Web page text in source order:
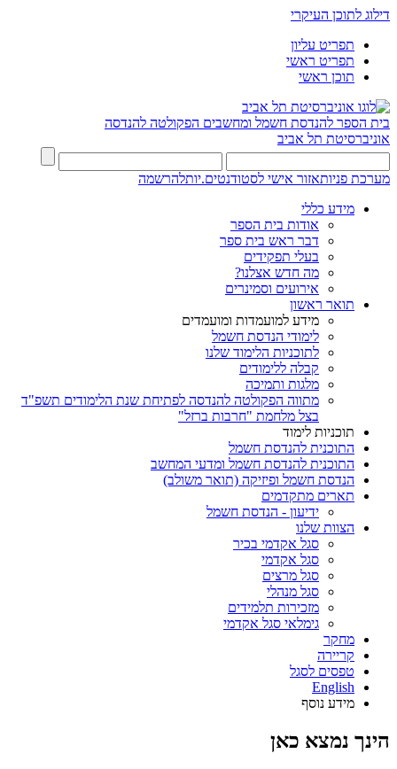
דילוג לתוכן העיקרי
תפריט עליון
תפריט ראשי
תוכן ראשי
בית הספר להנדסת חשמל ומחשבים הפקולטה להנדסה
אוניברסיטת תל אביב
מערכת פניותאזור אישי לסטודנטים.יותלהרשמה
מידע כללי
אודות בית הספר
דבר ראש בית ספר
בעלי תפקידים
מה חדש אצלנו?
אירועים וסמינרים
תואר ראשון
מידע למועמדות ומועמדים
לימודי הנדסת חשמל
לתוכניות הלימוד שלנו
קבלה ללימודים
מלגות ותמיכה
מתווה הפקולטה להנדסה לפתיחת שנת הלימודים תשפ"ד
בצל מלחמת "חרבות ברזל"
תוכניות לימוד
התוכנית להנדסת חשמל
התוכנית להנדסת חשמל ומדעי המחשב
הנדסת חשמל ופיזיקה (תואר משולב)
תארים מתקדמים
ידיעון - הנדסת חשמל
הצוות שלנו
סגל אקדמי בכיר
סגל אקדמי
סגל מרצים
סגל מנהלי
מזכירות תלמידים
גימלאי סגל אקדמי
מחקר
קריירה
טפסים לסגל
English
מידע נוסף
הינך נמצא כאן